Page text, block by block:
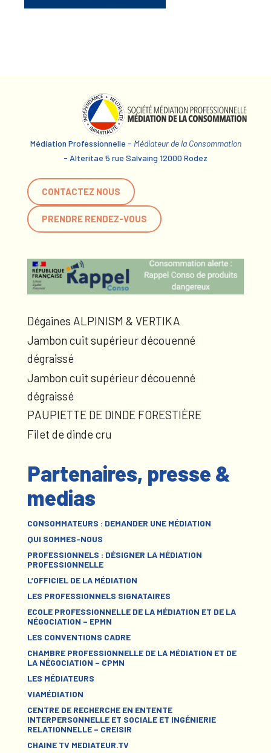
Médiation Professionnelle - Médiateur de la Consommation
- Alteritae 5 rue Salvaing 12000 Rodez
CONTACTEZ NOUS
PRENDRE RENDEZ-VOUS
Dégaines ALPINISM & VERTIKA
Jambon cuit supérieur découenné
dégraissé
Jambon cuit supérieur découenné
dégraissé
PAUPIETTE DE DINDE FORESTIÈRE
Filet de dinde cru
Partenaires, presse &
medias
CONSOMMATEURS : DEMANDER UNE MÉDIATION
QUI SOMMES-NOUS
PROFESSIONNELS : DÉSIGNER LA MÉDIATION
PROFESSIONNELLE
L’OFFICIEL DE LA MÉDIATION
LES PROFESSIONNELS SIGNATAIRES
ECOLE PROFESSIONNELLE DE LA MÉDIATION ET DE LA
NÉGOCIATION – EPMN
LES CONVENTIONS CADRE
CHAMBRE PROFESSIONNELLE DE LA MÉDIATION ET DE
LA NÉGOCIATION – CPMN
LES MÉDIATEURS
VIAMÉDIATION
CENTRE DE RECHERCHE EN ENTENTE
INTERPERSONNELLE ET SOCIALE ET INGÉNIERIE
RELATIONNELLE – CREISIR
CHAINE TV MEDIATEUR.TV